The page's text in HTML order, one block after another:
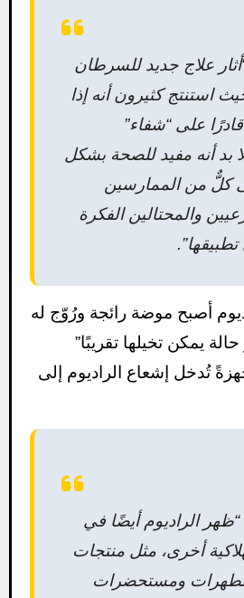
علاج جديد للسرطان
استنتج كثيرون أنه إذا
على “شفاء”
بد أنه مفيد للصحة بشكل
كلٌّ من الممارسين
والمحتالين الفكرة
أصبح موضة رائجة ورُوّج له
يمكن تخيلها تقريبًا”
تُدخل إشعاع الراديوم إلى
الراديوم أيضًا في
أخرى، مثل منتجات
ومستحضرات